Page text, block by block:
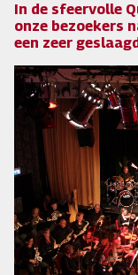
In de sfeervolle
onze bezoekers
een zeer